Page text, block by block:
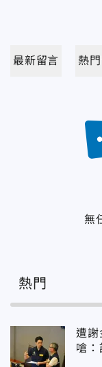
最新留言 熱
無
熱門
遭謝
嗆：